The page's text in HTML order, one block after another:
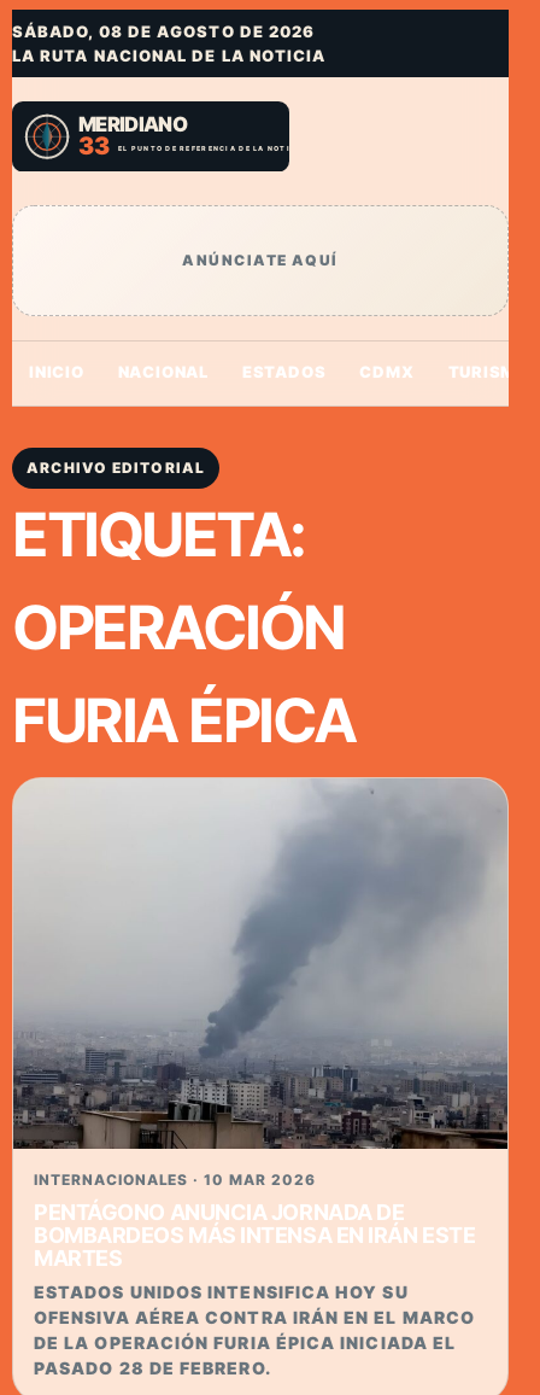
SÁBADO, 08 DE AGOSTO DE 2026
LA RUTA NACIONAL DE LA NOTICIA
ANÚNCIATE AQUÍ
INICIO NACIONAL ESTADOS CDMX TURISMO
ARCHIVO EDITORIAL
ETIQUETA:
OPERACIÓN
FURIA ÉPICA
INTERNACIONALES · 10 MAR 2026
PENTÁGONO ANUNCIA JORNADA DE
BOMBARDEOS MÁS INTENSA EN IRÁN ESTE
MARTES
ESTADOS UNIDOS INTENSIFICA HOY SU
OFENSIVA AÉREA CONTRA IRÁN EN EL MARCO
DE LA OPERACIÓN FURIA ÉPICA INICIADA EL
PASADO 28 DE FEBRERO.